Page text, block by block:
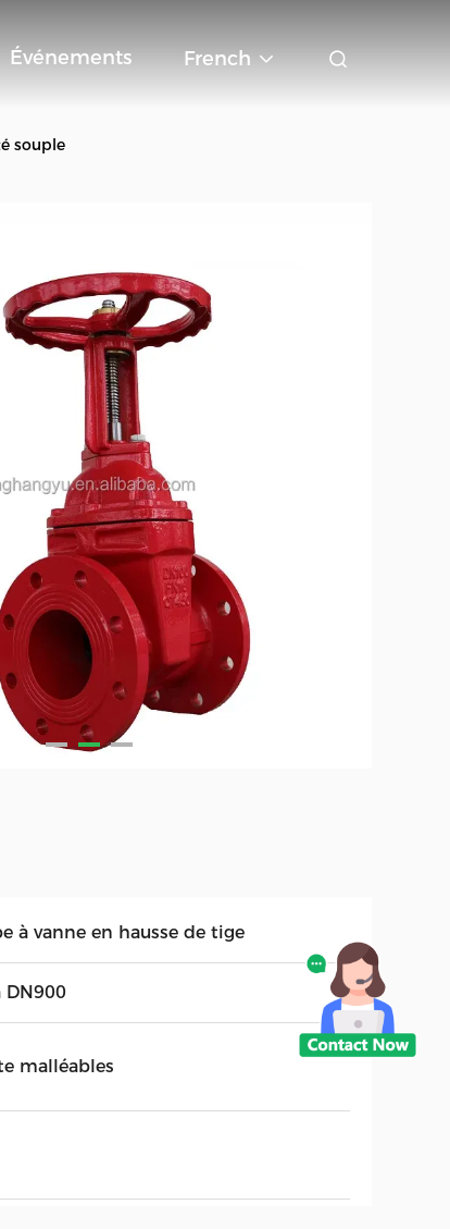
Événements French
souple
à vanne en hausse de tige
DN900
malléables